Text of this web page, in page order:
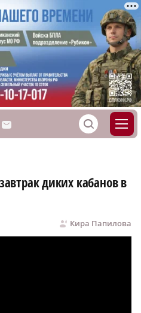
M S
диких кабанов в
Кира Папилова